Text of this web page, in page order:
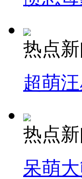
热点
超萌
热点
呆萌